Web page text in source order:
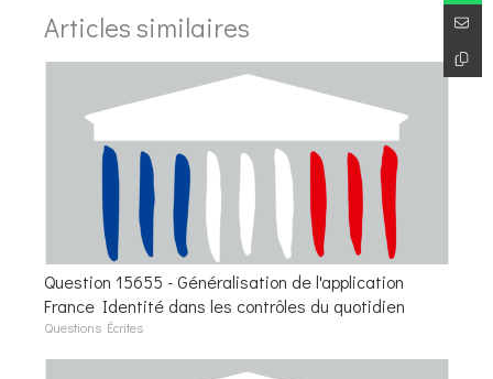
Articles similaires
Question 15655 - Généralisation de l'application
France Identité dans les contrôles du quotidien
Questions Écrites